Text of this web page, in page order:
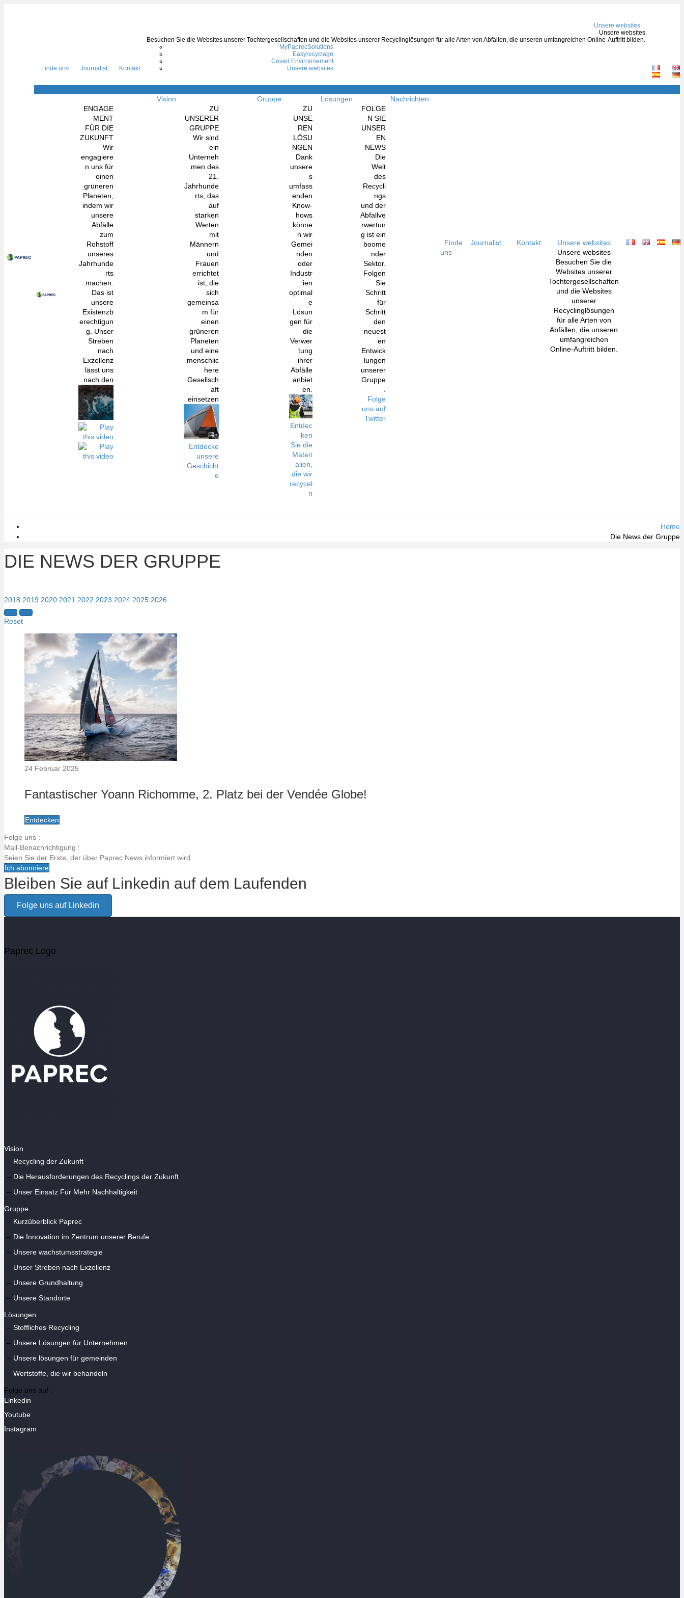
Salut c'est nous...
On a attendu d'être sûrs que le contenu
vous déranger, mais on aimerait bien vous accompagner pendant
Finde uns Journalist Kontakt
Unsere websites
Unsere websites
Besuchen Sie die Websites unserer Tochtergesellschaften und die Websites unserer Recyclinglösungen für alle Arten von Abfällen, die unseren umfangreichen Online-Auftritt bilden.
MyPaprecSolutions
Easyrecyclage
Coved Environnement
Unsere websites
Navigation
Vision
ENGAGE
MENT
FÜR DIE
ZUKUNFT
Wir
engagiere
n uns für
einen
grüneren
Planeten,
indem wir
unsere
Abfälle
zum
Rohstoff
unseres
Jahrhunde
rts
machen.
Das ist
unsere
Existenzb
erechtigun
g. Unser
Streben
nach
Exzellenz
lässt uns
nach den
Gruppe
ZU
UNSERER
GRUPPE
Wir sind
ein
Unterneh
men des
21.
Jahrhunde
rts, das
auf
starken
Werten
mit
Männern
und
Frauen
errichtet
ist, die
sich
gemeinsa
m für
einen
grüneren
Planeten
und eine
menschlic
here
Gesellsch
aft
einsetzen
Entdecke
unsere
Geschicht
e
Lösungen
ZU
UNSE
REN
LÖSU
NGEN
Dank
unsere
s
umfass
enden
Know-
hows
könne
n wir
Gemei
nden
oder
Industr
ien
optimal
e
Lösun
gen für
die
Verwer
tung
ihrer
Abfälle
anbiet
en.
Entdec
ken
Sie die
Materi
alien,
die wir
recycel
n
Nachrichten
FOLGE
N SIE
UNSER
EN
NEWS
Die
Welt
des
Recycli
ngs
und der
Abfallve
rwertun
g ist ein
boome
nder
Sektor.
Folgen
Sie
Schritt
für
Schritt
den
neuest
en
Entwick
lungen
unserer
Gruppe
Folge
uns auf
Twitter
Finde
uns
Journalist Kontakt
Unsere websites
Unsere websites
Besuchen Sie die
Websites unserer
Tochtergesellschaften
und die Websites
unserer
Recyclinglösungen
für alle Arten von
Abfällen, die unseren
umfangreichen
Online-Auftritt bilden.
Home
Die News der Gruppe
DIE NEWS DER GRUPPE
2018 2019 2020 2021 2022 2023 2024 2025 2026
Reset
24 Februar 2025
Fantastischer Yoann Richomme, 2. Platz bei der Vendée Globe!
Entdecken
Folge uns :
Mail-Benachrichtigung :
Seien Sie der Erste, der über Paprec News informiert wird
Ich abonniere
Email alert title
Bleiben Sie auf Linkedin auf dem Laufenden
Folge uns auf Linkedin
Paprec Logo
Vision
Recycling der Zukunft
Die Herausforderungen des Recyclings der Zukunft
Unser Einsatz Für Mehr Nachhaltigkeit
Gruppe
Kurzüberblick Paprec
Die Innovation im Zentrum unserer Berufe
Unsere wachstumsstrategie
Unser Streben nach Exzellenz
Unsere Grundhaltung
Unsere Standorte
Lösungen
Stoffliches Recycling
Unsere Lösungen für Unternehmen
Unsere lösungen für gemeinden
Wertstoffe, die wir behandeln
Folge uns auf :
Linkedin
Youtube
Instagram